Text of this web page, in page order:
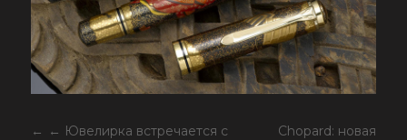
← Ювелирка встречается с
Chopard: новая